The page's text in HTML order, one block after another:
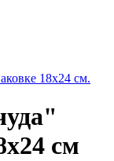
18х24 см.
см